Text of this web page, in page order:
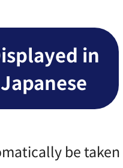
in
Japanese
be taken